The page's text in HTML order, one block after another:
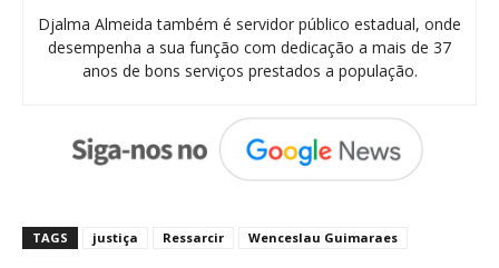
Djalma Almeida também é servidor público estadual, onde
desempenha a sua função com dedicação a mais de 37
anos de bons serviços prestados a população.
TAGS justiça Ressarcir Wenceslau Guimaraes